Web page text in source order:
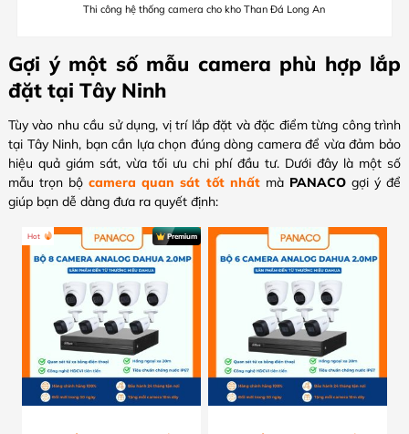
Thi công hệ thống camera cho kho Than Đá Long An
Gợi ý một số mẫu camera phù hợp lắp
đặt tại Tây Ninh
Tùy vào nhu cầu sử dụng, vị trí lắp đặt và đặc điểm từng công trình
tại Tây Ninh, bạn cần lựa chọn đúng dòng camera để vừa đảm bảo
hiệu quả giám sát, vừa tối ưu chi phí đầu tư. Dưới đây là một số
mẫu trọn bộcamera quan sát tốt nhấtmà PANACOgợi ý để
giúp bạn dễ dàng đưa ra quyết định:
Hot Premium